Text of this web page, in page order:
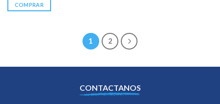
COMPRAR
1 2
CONTACTANOS